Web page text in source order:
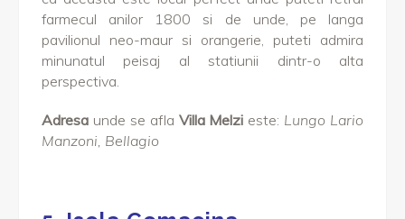
farmecul anilor 1800 si de unde, pe langa
pavilionul neo-maur si orangerie, puteti admira
minunatul peisaj al statiunii dintr-o alta
perspectiva.
Adresa unde se afla Villa Melzi este: Lungo Lario
Manzoni, Bellagio